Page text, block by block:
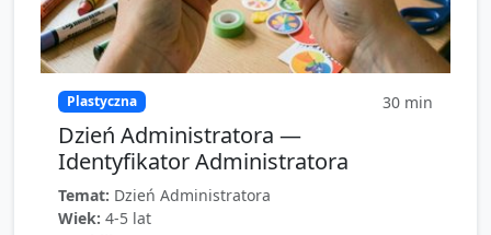
Plastyczna 30 min
Dzień Administratora —
Identyfikator Administratora
Temat: Dzień Administratora
Wiek: 4-5 lat